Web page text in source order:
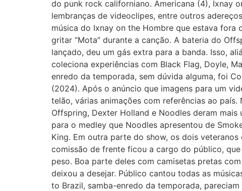
do punk rock californiano. Americana (4), Ixnay
lembranças de videoclipes, entre outros
música do Ixnay on the Hombre que estava fora
gritar “Mota” durante a canção. A bateria do
lançado, deu um gás extra para a banda. Isso,
coleciona experiências com Black Flag, Doyle,
enredo da temporada, sem dúvida alguma, foi
(2024). Após o anúncio que imagens para um
telão, várias animações com referências ao
Offspring, Dexter Holland e Noodles deram
para o medley que Noodles apresentou de
King. Em outra parte do show, os dois
comissão de frente ficou a cargo do público,
peso. Boa parte deles com camisetas pretas
deixou a desejar. Público cantou todas as
to Brazil, samba-enredo da temporada,